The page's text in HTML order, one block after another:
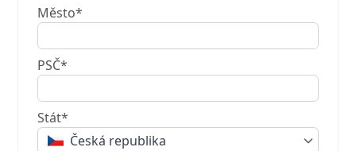
Město*
PSČ*
Stát*
Česká republika